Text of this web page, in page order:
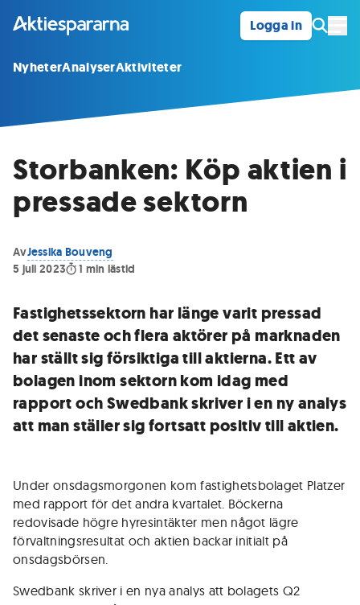
Logga in
NyheterAnalyserAktiviteter
Storbanken: Köp aktien i
pressade sektorn
AvJessika Bouveng
5 juli 2023
1 min lästid
Fastighetssektorn har länge varit pressad
det senaste och flera aktörer på marknaden
har ställt sig försiktiga till aktierna. Ett av
bolagen inom sektorn kom idag med
rapport och Swedbank skriver i en ny analys
att man ställer sig fortsatt positiv till aktien.
Under onsdagsmorgonen kom fastighetsbolaget Platzer
med rapport för det andra kvartalet. Böckerna
redovisade högre hyresintäkter men något lägre
förvaltningsresultat och aktien backar initialt på
onsdagsbörsen.
Swedbank skriver i en nya analys att bolagets Q2